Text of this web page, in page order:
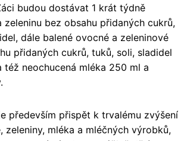
budou dostávat 1 krát týdně
bez obsahu přidaných cukrů,
dále balené ovocné a zeleninové
přidaných cukrů, tuků, soli, sladidel
též neochucená mléka 250 ml a
především přispět k trvalému zvýšení
zeleniny, mléka a mléčných výrobků,